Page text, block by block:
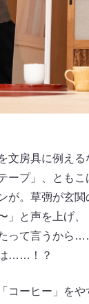
文房具に例え
ープ」、とも
が。草彅が玄
と声を上げ、
って言うから
は……！？
コーヒー」を